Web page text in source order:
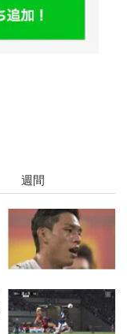
週間